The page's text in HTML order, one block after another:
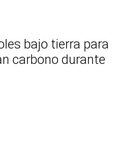
bajo tierra para
carbono durante